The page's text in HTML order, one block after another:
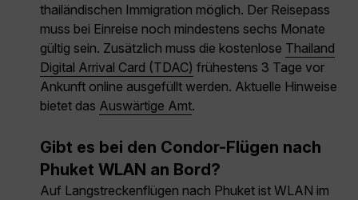
thailändischen Immigration möglich. Der Reisepass
muss bei Einreise noch mindestens sechs Monate
gültig sein. Zusätzlich muss die kostenlose Thailand
Digital Arrival Card (TDAC) frühestens 3 Tage vor
Ankunft online ausgefüllt werden. Aktuelle Hinweise
bietet das Auswärtige Amt.
Gibt es bei den Condor-Flügen nach
Phuket WLAN an Bord?
Auf Langstreckenflügen nach Phuket ist WLAN im